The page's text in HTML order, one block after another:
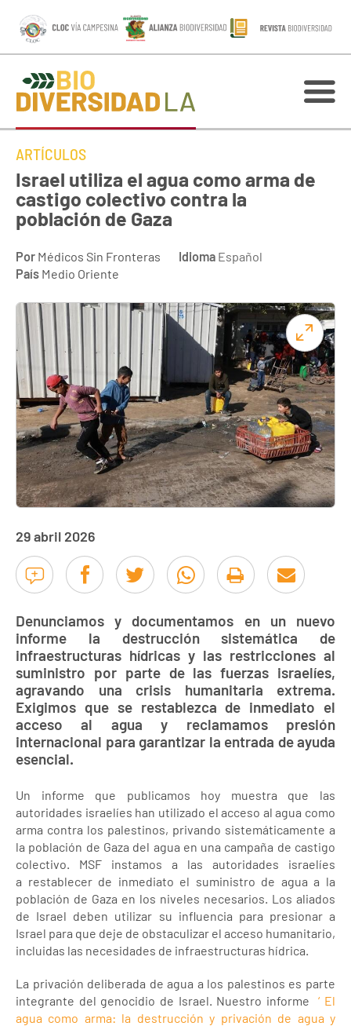
ARTÍCULOS
Israel utiliza el agua como arma de
castigo colectivo contra la
población de Gaza
Por Médicos Sin Fronteras Idioma Español
País Medio Oriente
29 abril 2026
Denunciamos y documentamos en un nuevo
informe la destrucción sistemática de
infraestructuras hídricas y las restricciones al
suministro por parte de las fuerzas israelíes,
agravando una crisis humanitaria extrema.
Exigimos que se restablezca de inmediato el
acceso al agua y reclamamos presión
internacional para garantizar la entrada de ayuda
esencial.
Un informe que publicamos hoy muestra que las
autoridades israelíes han utilizado el acceso al agua como
arma contra los palestinos, privando sistemáticamente a
la población de Gaza del agua en una campaña de castigo
colectivo. MSF instamos a las autoridades israelíes
a restablecer de inmediato el suministro de agua a la
población de Gaza en los niveles necesarios. Los aliados
de Israel deben utilizar su influencia para presionar a
Israel para que deje de obstaculizar el acceso humanitario,
incluidas las necesidades de infraestructuras hídrica.
La privación deliberada de agua a los palestinos es parte
integrante del genocidio de Israel. Nuestro informe‘ El
agua como arma: la destrucción y privación de agua y